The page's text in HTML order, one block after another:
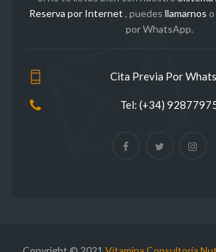
Reserva por Internet , puedes llamarnos
por WhatsApp.
Cita Previa Por
Tel: (+34)